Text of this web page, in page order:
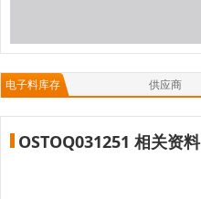
电子料库存 供应商
OSTOQ031251 相关资料